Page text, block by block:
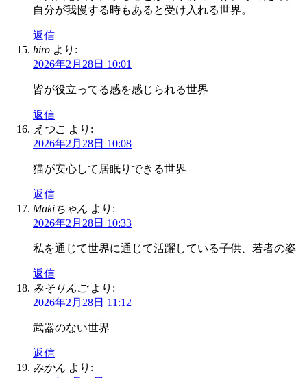
自分が我慢する時もあると受け入れる世界。
返信
hiro より:
2026年2月28日 10:01
皆が役立ってる感を感じられる世界
返信
えつこ より:
2026年2月28日 10:08
猫が安心して居眠りできる世界
返信
Makiちゃん より:
2026年2月28日 10:33
私を通じて世界に通じて活躍している子供、若者の姿
返信
みそりんご より:
2026年2月28日 11:12
武器のない世界
返信
みかん より: